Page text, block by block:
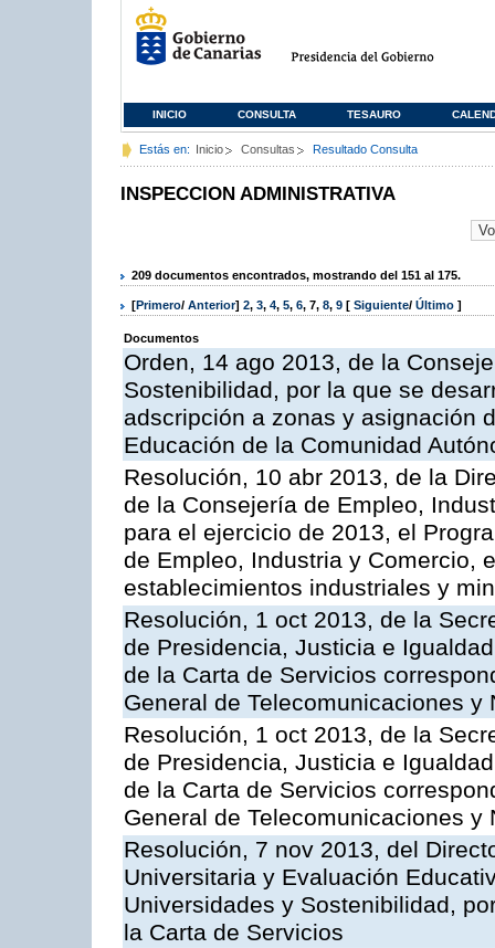
INICIO CONSULTA TESAURO
Estás en: Inicio Consultas Resultado Consulta
INSPECCION ADMINISTRATIVA
209 documentos encontrados, mostrando del 151 al 175.
[Primero/ Anterior] 2, 3, 4, 5, 6, 7, 8, 9 [ Siguiente/ Último ]
Documentos
Orden, 14 ago 2013, de la
Sostenibilidad, por la que se
adscripción a zonas y asignación
Educación de la Comunidad
Resolución, 10 abr 2013, de la
de la Consejería de Empleo,
para el ejercicio de 2013, el
de Empleo, Industria y Comercio,
establecimientos industriales y
Resolución, 1 oct 2013, de la
de Presidencia, Justicia e
de la Carta de Servicios
General de Telecomunicaciones y
Resolución, 1 oct 2013, de la
de Presidencia, Justicia e
de la Carta de Servicios
General de Telecomunicaciones y
Resolución, 7 nov 2013, del
Universitaria y Evaluación
Universidades y Sostenibilidad,
la Carta de Servicios